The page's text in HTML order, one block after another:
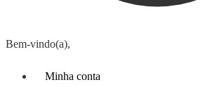
Bem-vindo(a),
Minha conta